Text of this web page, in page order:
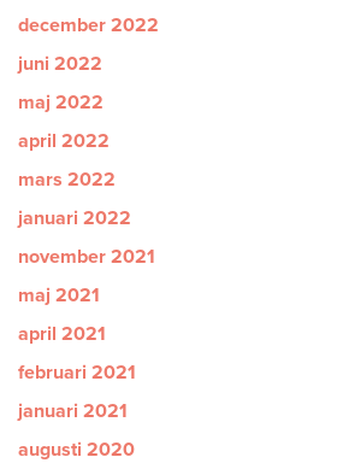
december 2022
juni 2022
maj 2022
april 2022
mars 2022
januari 2022
november 2021
maj 2021
april 2021
februari 2021
januari 2021
augusti 2020